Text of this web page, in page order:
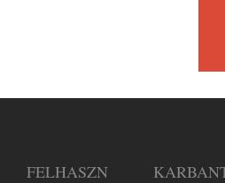
FELHASZN